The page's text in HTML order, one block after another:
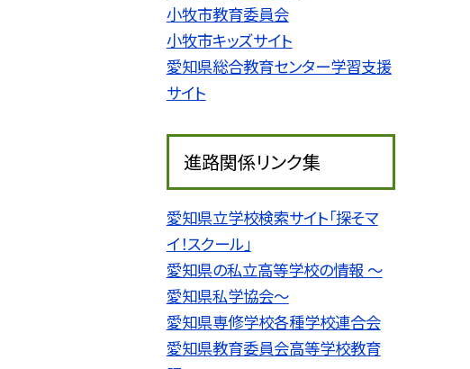
小牧市教育委員会
小牧市キッズサイト
愛知県総合教育センター学習支援
サイト
進路関係リンク集
愛知県立学校検索サイト「探そマ
イ！スクール」
愛知県の私立高等学校の情報 〜
愛知県私学協会〜
愛知県専修学校各種学校連合会
愛知県教育委員会高等学校教育